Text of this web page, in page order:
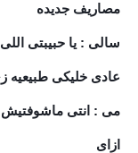
مصاريف جديده
سالى : يا حبيبتى
عادى خليكى طبيعيه
مى : انتى ماشوفتيش
ازاى